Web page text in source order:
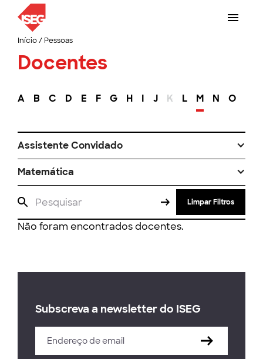
Início/ Pessoas
Docentes
A B C D E F G H I J K L M N O
Assistente Convidado
Matemática
Limpar Filtros
Não foram encontrados docentes.
Subscreva a newsletter do ISEG